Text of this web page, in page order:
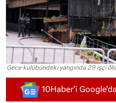
Gece kulübündeki yangında 29 işçi
10Haber'i